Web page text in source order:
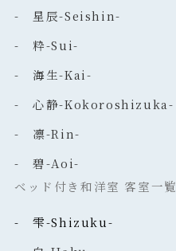
- 星辰-Seishin-
- 粋-Sui-
- 海生-Kai-
- 心静-Kokoroshizuka-
- 凛-Rin-
- 碧-Aoi-
ベッド付き和洋室 客室一覧
- 雫-Shizuku-